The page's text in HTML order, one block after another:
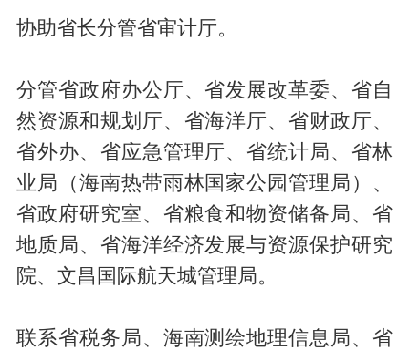
协助省长分管省审计厅。
分管省政府办公厅、省发展改革委、省自
然资源和规划厅、省海洋厅、省财政厅、
省外办、省应急管理厅、省统计局、省林
业局（海南热带雨林国家公园管理局）、
省政府研究室、省粮食和物资储备局、省
地质局、省海洋经济发展与资源保护研究
院、文昌国际航天城管理局。
联系省税务局、海南测绘地理信息局、省